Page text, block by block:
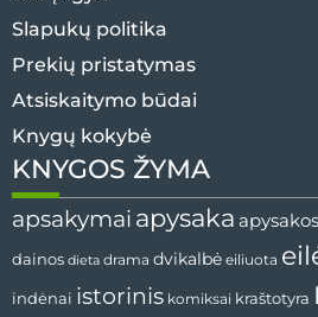
Slapukų politika
Prekių pristatymas
Atsiskaitymo būdai
Knygų kokybė
KNYGOS ŽYMA
apsakymai apysaka apysakos
dainos dieta drama dvikalbė eiliuota
indėnai istorinis komiksai kraštotyra